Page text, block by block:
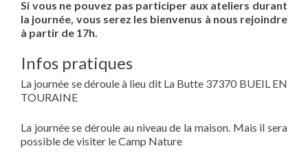
Si vous ne pouvez pas participer aux ateliers durant
la journée, vous serez les bienvenus à nous rejoindre
à partir de 17h.
Infos pratiques
La journée se déroule à lieu dit La Butte 37370 BUEIL EN
TOURAINE
La journée se déroule au niveau de la maison. Mais il sera
possible de visiter le Camp Nature